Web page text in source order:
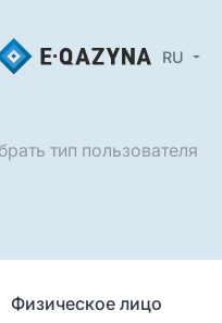
RU
тип пользователя
Физическое лицо